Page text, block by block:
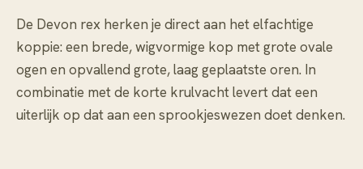
De Devon rex herken je direct aan het elfachtige
koppie: een brede, wigvormige kop met grote ovale
ogen en opvallend grote, laag geplaatste oren. In
combinatie met de korte krulvacht levert dat een
uiterlijk op dat aan een sprookjeswezen doet denken.